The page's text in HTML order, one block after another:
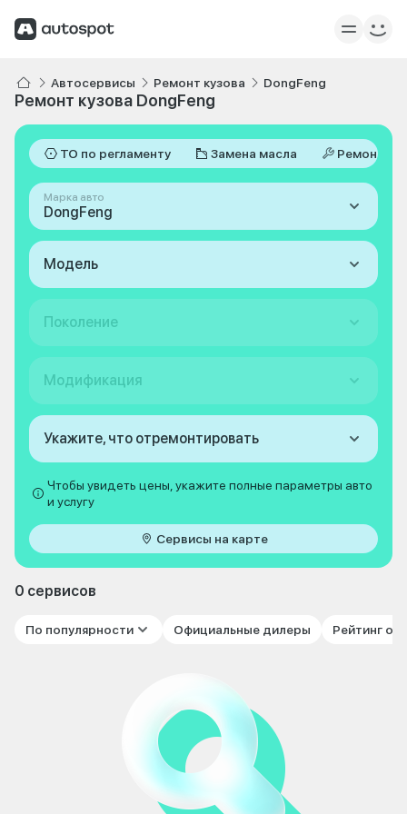
Автосервисы Ремонт кузова DongFeng
Ремонт кузова DongFeng
ТО по регламенту Замена масла Ремонт
Марка авто
DongFeng
Модель
Поколение
Модификация
Укажите, что отремонтировать
Чтобы увидеть цены, укажите полные параметры авто
и услугу
Сервисы на карте
0 сервисов
По популярности Официальные дилеры Рейтинг